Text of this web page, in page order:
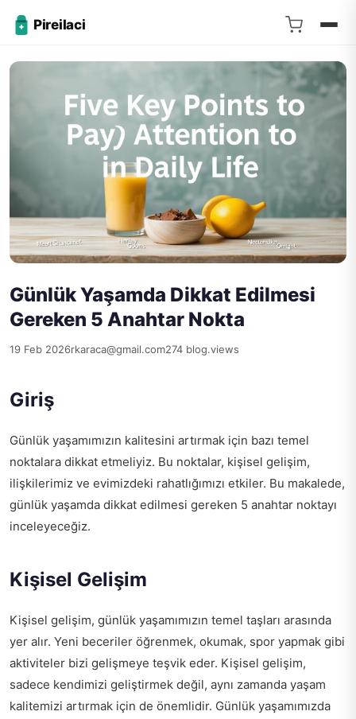
Pireilaci
Günlük Yaşamda Dikkat Edilmesi
Gereken 5 Anahtar Nokta
19 Feb 2026rkaraca@gmail.com274 blog.views
Giriş
Günlük yaşamımızın kalitesini artırmak için bazı temel
noktalara dikkat etmeliyiz. Bu noktalar, kişisel gelişim,
ilişkilerimiz ve evimizdeki rahatlığımızı etkiler. Bu makalede,
günlük yaşamda dikkat edilmesi gereken 5 anahtar noktayı
inceleyeceğiz.
Kişisel Gelişim
Kişisel gelişim, günlük yaşamımızın temel taşları arasında
yer alır. Yeni beceriler öğrenmek, okumak, spor yapmak gibi
aktiviteler bizi gelişmeye teşvik eder. Kişisel gelişim,
sadece kendimizi geliştirmek değil, aynı zamanda yaşam
kalitemizi artırmak için de önemlidir. Günlük yaşamımızda